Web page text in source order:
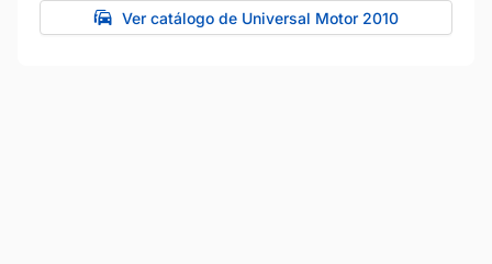
Ver catálogo de Universal Motor 2010